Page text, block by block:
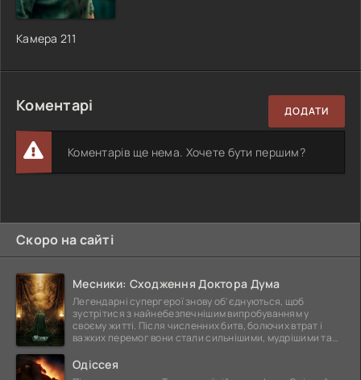
Камера 211
Коментарі ДОДАТИ
Коментарів ще нема. Хочете бути першим?
Скоро на сайті
Месники: Сходження Доктора Дума
Легендарні супергерої знову об'єднуються, щоб
зустрітися з найнебезпечнішим випробуванням у
своєму житті. Після численних битв, болючих втрат і
важких перемог вони стали сильнішими, мудрішими та
Одіссея